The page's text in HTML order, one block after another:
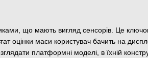
що мають вигляд сенсорів. Це
оцінки маси користувач бачить на
платформні моделі, в їхній